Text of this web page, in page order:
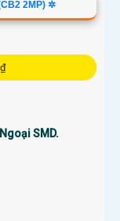
2MP) ✲
SMD.